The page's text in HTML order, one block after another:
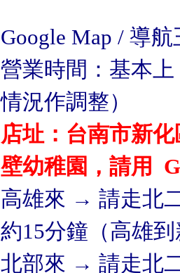
Google Map / 導
營業時間：基本
情況作調整）
店址：台南市新
壁幼稚園，請用
高雄來 → 請走北
約15分鐘（高雄
北部來 → 請走北